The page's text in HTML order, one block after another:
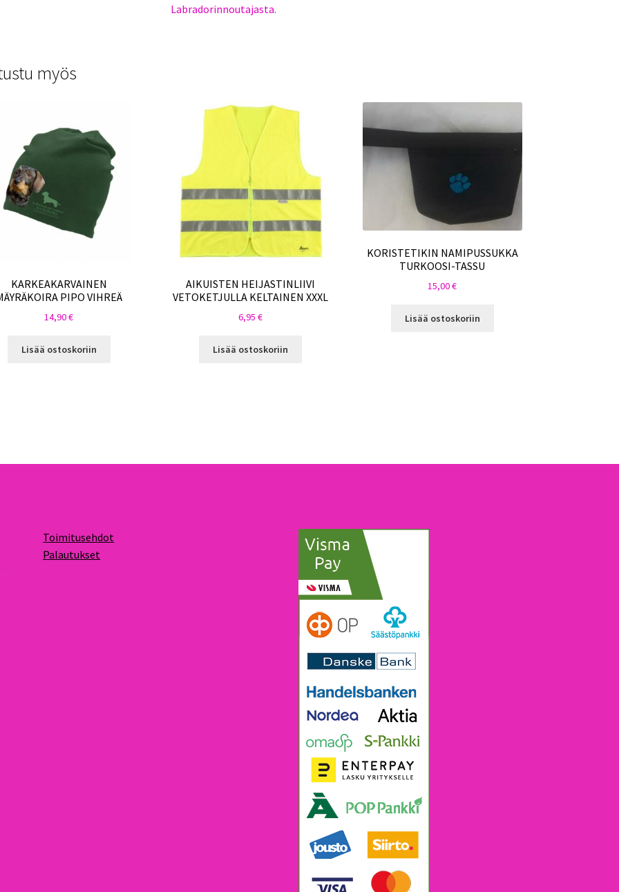
Labradorinnoutajasta.
myös
KARKEAKARVAINEN
PIPO VIHREÄ
14,90€
Lisää ostoskoriin
AIKUISTEN HEIJASTINLIIVI
VETOKETJULLA KELTAINEN XXXL
6,95€
Lisää ostoskoriin
KORISTETIKIN NAMIPUSSUKKA
TURKOOSI-TASSU
15,00€
Lisää ostoskoriin
Toimitusehdot
Palautukset